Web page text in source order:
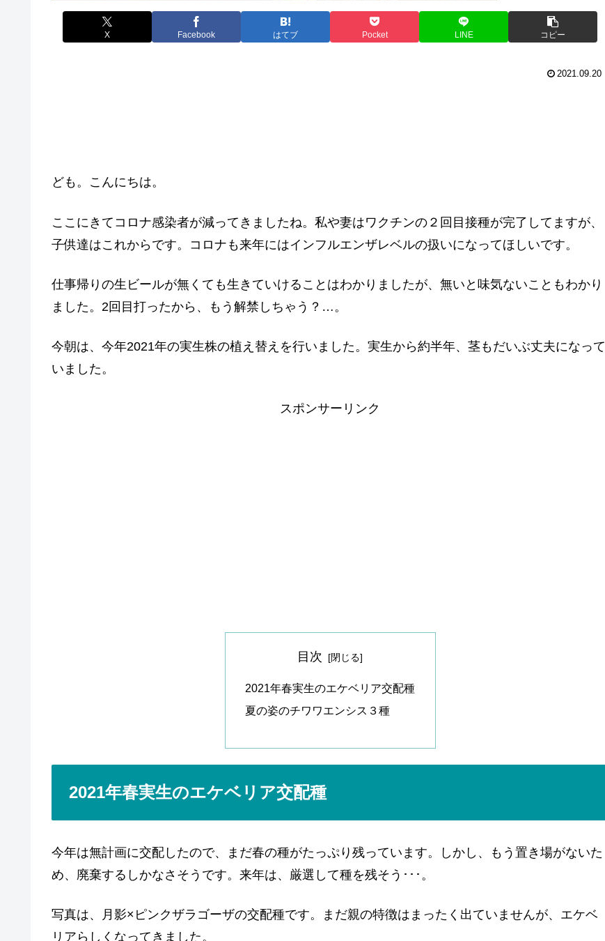
X Facebook はてブ Pocket LINE コピー
2021.09.20
ども。こんにちは。
ここにきてコロナ感染者が減ってきましたね。私や妻はワクチンの２回目接種が完了してますが、
子供達はこれからです。コロナも来年にはインフルエンザレベルの扱いになってほしいです。
仕事帰りの生ビールが無くても生きていけることはわかりましたが、無いと味気ないこともわかり
ました。2回目打ったから、もう解禁しちゃう？…。
今朝は、今年2021年の実生株の植え替えを行いました。実生から約半年、茎もだいぶ丈夫になって
いました。
スポンサーリンク
目次
2021年春実生のエケベリア交配種
夏の姿のチワワエンシス３種
2021年春実生のエケベリア交配種
今年は無計画に交配したので、まだ春の種がたっぷり残っています。しかし、もう置き場がないた
め、廃棄するしかなさそうです。来年は、厳選して種を残そう･･･。
写真は、月影×ピンクザラゴーザの交配種です。まだ親の特徴はまったく出ていませんが、エケベ
リアらしくなってきました。